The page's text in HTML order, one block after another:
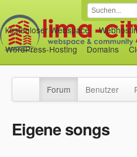
kostenloser Webspace
WordPress-Hosting
Domains
Forum Benutzer
Eigene songs